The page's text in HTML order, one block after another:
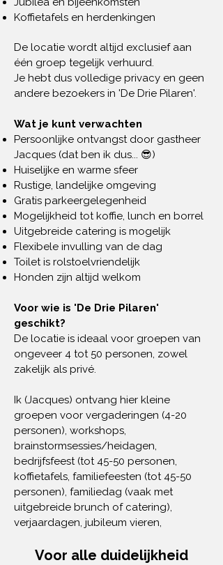
Koffietafels en herdenkingen
De locatie wordt altijd exclusief aan
één groep tegelijk verhuurd.
Je hebt dus volledige privacy en geen
andere bezoekers in 'De Drie Pilaren'.
Wat je kunt verwachten
Persoonlijke ontvangst door gastheer
Jacques (dat ben ik dus... 😎)
Huiselijke en warme sfeer
Rustige, landelijke omgeving
Gratis parkeergelegenheid
Mogelijkheid tot koffie, lunch en borrel
Uitgebreide catering is mogelijk
Flexibele invulling van de dag
Toilet is rolstoelvriendelijk
Honden zijn altijd welkom
Voor wie is 'De Drie Pilaren'
geschikt?
De locatie is ideaal voor groepen van
ongeveer 4 tot 50 personen, zowel
zakelijk als privé.
Ik (Jacques) ontvang hier kleine
groepen voor vergaderingen (4-20
personen), workshops,
brainstormsessies/heidagen,
bedrijfsfeest (tot 45-50 personen,
koffietafels, familiefeesten (tot 45-50
personen), familiedag (vaak met
uitgebreide brunch of catering),
verjaardagen, jubileum vieren,
Voor alle duidelijkheid